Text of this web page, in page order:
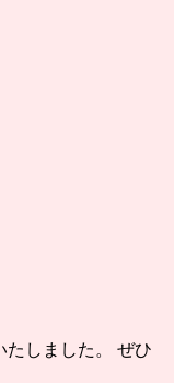
たしました。 ぜひ